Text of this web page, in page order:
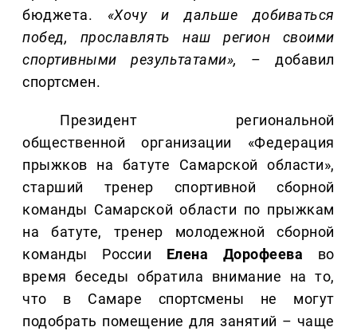
бюджета. «Хочу и дальше добиваться
побед, прославлять наш регион своими
спортивными результатами»,
– добавил
спортсмен.
Президент региональной
общественной организации «Федерация
прыжков на батуте Самарской области»,
старший тренер спортивной сборной
команды Самарской области по прыжкам
на батуте, тренер молодежной сборной
команды России Елена Дорофеева во
время беседы обратила внимание на то,
что в Самаре спортсмены не могут
подобрать помещение для занятий – чаще